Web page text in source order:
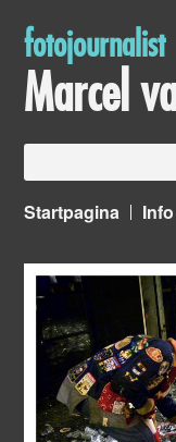
fotojournalist
Marcel
Startpagina